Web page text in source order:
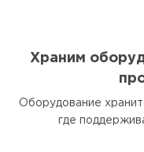
Храним
Оборудование
где